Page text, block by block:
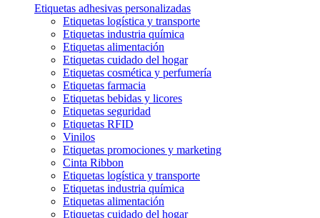
Etiquetas adhesivas personalizadas
Etiquetas logística y transporte
Etiquetas industria química
Etiquetas alimentación
Etiquetas cuidado del hogar
Etiquetas cosmética y perfumería
Etiquetas farmacia
Etiquetas bebidas y licores
Etiquetas seguridad
Etiquetas RFID
Vinilos
Etiquetas promociones y marketing
Cinta Ribbon
Etiquetas logística y transporte
Etiquetas industria química
Etiquetas alimentación
Etiquetas cuidado del hogar